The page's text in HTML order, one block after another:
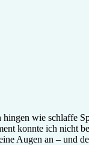
wie schlaffe
konnte ich nicht
Augen an – und